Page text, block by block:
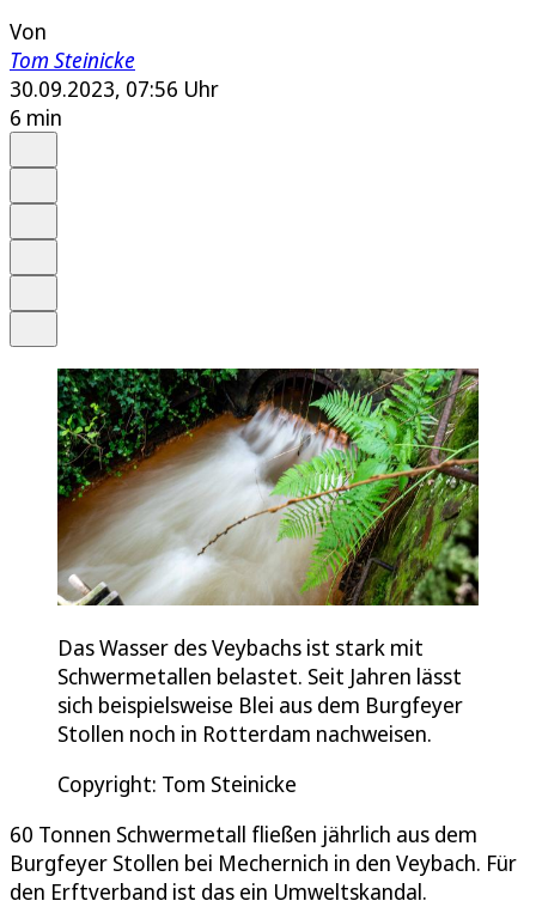
Von
Tom Steinicke
30.09.2023, 07:56 Uhr
6 min
Das Wasser des Veybachs ist stark mit
Schwermetallen belastet. Seit Jahren lässt
sich beispielsweise Blei aus dem Burgfeyer
Stollen noch in Rotterdam nachweisen.
Copyright: Tom Steinicke
60 Tonnen Schwermetall fließen jährlich aus dem
Burgfeyer Stollen bei Mechernich in den Veybach. Für
den Erftverband ist das ein Umweltskandal.